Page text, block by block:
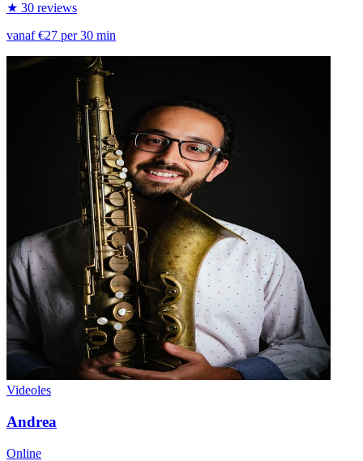
★ 30 reviews
vanaf €27 per 30 min
Videoles
Andrea
Online